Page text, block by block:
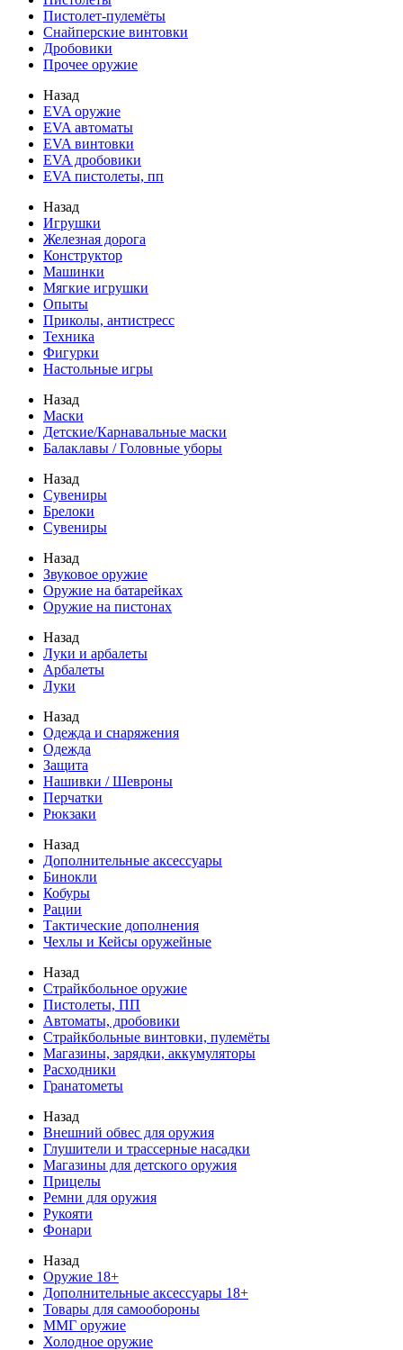
Пистолет-пулемёты
Снайперские винтовки
Дробовики
Прочее оружие
Назад
EVA оружие
EVA автоматы
EVA винтовки
EVA дробовики
EVA пистолеты, пп
Назад
Игрушки
Железная дорога
Конструктор
Машинки
Мягкие игрушки
Опыты
Приколы, антистресс
Техника
Фигурки
Настольные игры
Назад
Маски
Детские/Карнавальные маски
Балаклавы / Головные уборы
Назад
Сувениры
Брелоки
Сувениры
Назад
Звуковое оружие
Оружие на батарейках
Оружие на пистонах
Назад
Луки и арбалеты
Арбалеты
Луки
Назад
Одежда и снаряжения
Одежда
Защита
Нашивки / Шевроны
Перчатки
Рюкзаки
Назад
Дополнительные аксессуары
Бинокли
Кобуры
Рации
Тактические дополнения
Чехлы и Кейсы оружейные
Назад
Страйкбольное оружие
Пистолеты, ПП
Автоматы, дробовики
Страйкбольные винтовки, пулемёты
Магазины, зарядки, аккумуляторы
Расходники
Гранатометы
Назад
Внешний обвес для оружия
Глушители и трассерные насадки
Магазины для детского оружия
Прицелы
Ремни для оружия
Рукояти
Фонари
Назад
Оружие 18+
Дополнительные аксессуары 18+
Товары для самообороны
ММГ оружие
Холодное оружие